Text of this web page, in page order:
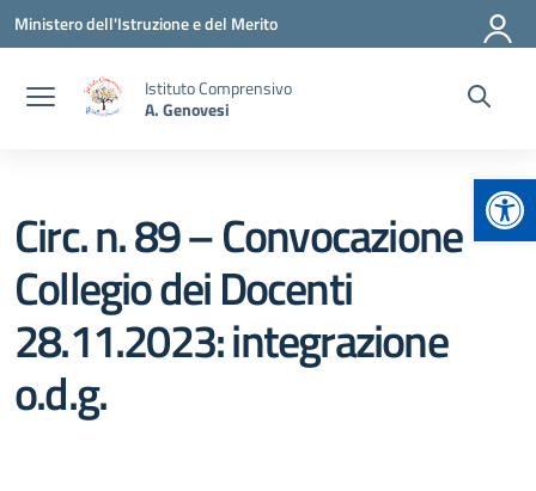
Vai ai contenuti
Vai al menu di navigazione
Vai al footer
Ministero dell'Istruzione e del Merito
Istituto Comprensivo
A. Genovesi
Circ. n. 89 – Convocazione
Collegio dei Docenti
28.11.2023: integrazione
o.d.g.